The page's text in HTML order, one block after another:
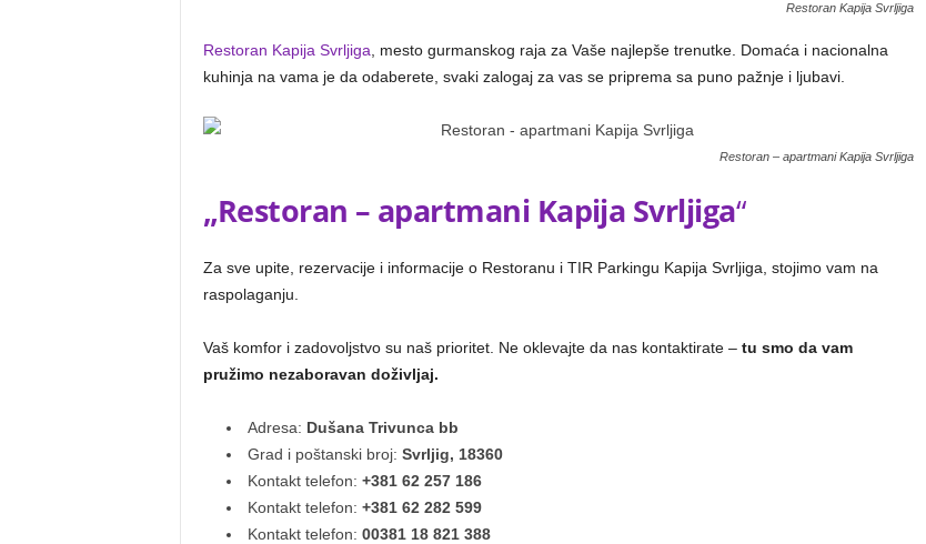
Restoran Kapija Svrljiga
Restoran Kapija Svrljiga , mesto gurmanskog raja za Vaše najlepše trenutke. Domaća i nacionalna
kuhinja na vama je da odaberete, svaki zalogaj za vas se priprema sa puno pažnje i ljubavi.
Restoran – apartmani Kapija Svrljiga
„Restoran – apartmani Kapija Svrljiga“
Za sve upite, rezervacije i informacije o Restoranu i TIR Parkingu Kapija Svrljiga, stojimo vam na
raspolaganju.
Vaš komfor i zadovoljstvo su naš prioritet. Ne oklevajte da nas kontaktirate – tu smo da vam
pružimo nezaboravan doživljaj.
Adresa: Dušana Trivunca bb
Grad i poštanski broj: Svrljig, 18360
Kontakt telefon: +381 62 257 186
Kontakt telefon: +381 62 282 599
Kontakt telefon: 00381 18 821 388